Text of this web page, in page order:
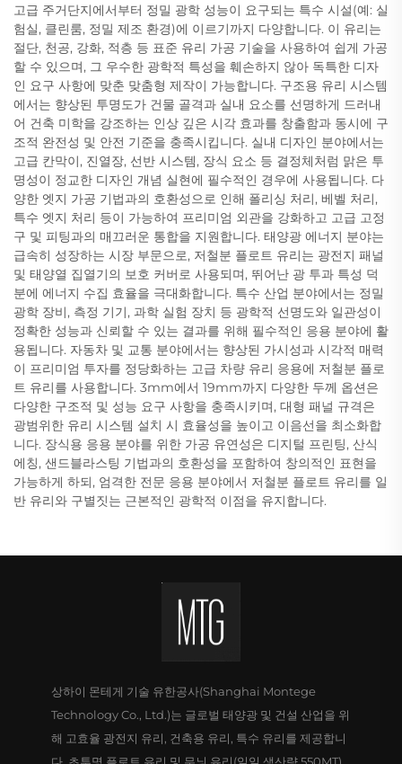
고급 주거단지에서부터 정밀 광학 성능이 요구되는 특수 시설(예: 실
험실, 클린룸, 정밀 제조 환경)에 이르기까지 다양합니다. 이 유리는
절단, 천공, 강화, 적층 등 표준 유리 가공 기술을 사용하여 쉽게 가공
할 수 있으며, 그 우수한 광학적 특성을 훼손하지 않아 독특한 디자
인 요구 사항에 맞춘 맞춤형 제작이 가능합니다. 구조용 유리 시스템
에서는 향상된 투명도가 건물 골격과 실내 요소를 선명하게 드러내
어 건축 미학을 강조하는 인상 깊은 시각 효과를 창출함과 동시에 구
조적 완전성 및 안전 기준을 충족시킵니다. 실내 디자인 분야에서는
고급 칸막이, 진열장, 선반 시스템, 장식 요소 등 결정체처럼 맑은 투
명성이 정교한 디자인 개념 실현에 필수적인 경우에 사용됩니다. 다
양한 엣지 가공 기법과의 호환성으로 인해 폴리싱 처리, 베벨 처리,
특수 엣지 처리 등이 가능하여 프리미엄 외관을 강화하고 고급 고정
구 및 피팅과의 매끄러운 통합을 지원합니다. 태양광 에너지 분야는
급속히 성장하는 시장 부문으로, 저철분 플로트 유리는 광전지 패널
및 태양열 집열기의 보호 커버로 사용되며, 뛰어난 광 투과 특성 덕
분에 에너지 수집 효율을 극대화합니다. 특수 산업 분야에서는 정밀
광학 장비, 측정 기기, 과학 실험 장치 등 광학적 선명도와 일관성이
정확한 성능과 신뢰할 수 있는 결과를 위해 필수적인 응용 분야에 활
용됩니다. 자동차 및 교통 분야에서는 향상된 가시성과 시각적 매력
이 프리미엄 투자를 정당화하는 고급 차량 유리 응용에 저철분 플로
트 유리를 사용합니다. 3mm에서 19mm까지 다양한 두께 옵션은
다양한 구조적 및 성능 요구 사항을 충족시키며, 대형 패널 규격은
광범위한 유리 시스템 설치 시 효율성을 높이고 이음선을 최소화합
니다. 장식용 응용 분야를 위한 가공 유연성은 디지털 프린팅, 산식
에칭, 샌드블라스팅 기법과의 호환성을 포함하여 창의적인 표현을
가능하게 하되, 엄격한 전문 응용 분야에서 저철분 플로트 유리를 일
반 유리와 구별짓는 근본적인 광학적 이점을 유지합니다.
상하이 몬테게 기술 유한공사(Shanghai Montege
Technology Co., Ltd.)는 글로벌 태양광 및 건설 산업을 위
해 고효율 광전지 유리, 건축용 유리, 특수 유리를 제공합니